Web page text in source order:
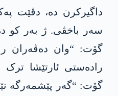
داگیرکرن دە، دڤێت
سەر باخڤی. ژ بەر کو
گۆت: “وان دەڤەران
رادەستی ئارتێشا ترک
گۆت: “گەر پێشمەرگە